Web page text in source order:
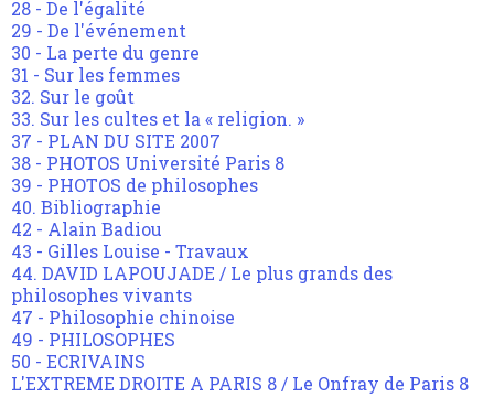
28 - De l'égalité
29 - De l'événement
30 - La perte du genre
31 - Sur les femmes
32. Sur le goût
33. Sur les cultes et la « religion. »
37 - PLAN DU SITE 2007
38 - PHOTOS Université Paris 8
39 - PHOTOS de philosophes
40. Bibliographie
42 - Alain Badiou
43 - Gilles Louise - Travaux
44. DAVID LAPOUJADE / Le plus grands des
philosophes vivants
47 - Philosophie chinoise
49 - PHILOSOPHES
50 - ECRIVAINS
L'EXTREME DROITE A PARIS 8 / Le Onfray de Paris 8